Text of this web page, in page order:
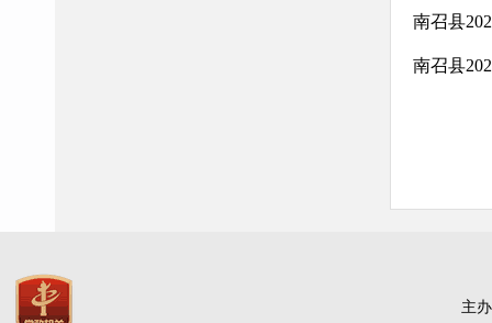
南召县
南召县
主